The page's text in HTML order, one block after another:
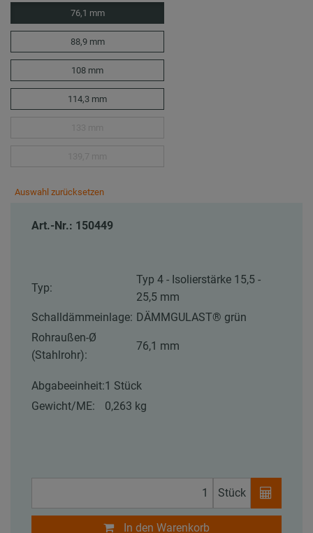
76,1 mm
88,9 mm
108 mm
114,3 mm
Auswahl zurücksetzen
Art.-Nr.: 150449
Typ:
Typ 4 - Isolierstärke 15,5 -
25,5 mm
Schalldämmeinlage: DÄMMGULAST® grün
Rohraußen-Ø
(Stahlrohr):
76,1 mm
Abgabeeinheit:1 Stück
Gewicht/ME:
0,263 kg
Stück
In den Warenkorb